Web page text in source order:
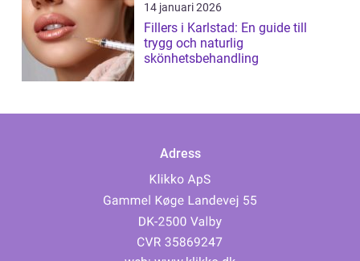
14 januari 2026
Fillers i Karlstad: En guide till
trygg och naturlig
skönhetsbehandling
Adress